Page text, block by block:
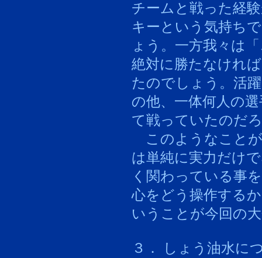
チームと戦った経
キーという気持ち
ょう。一方我々は
絶対に勝たなけれ
たのでしょう。活
の他、一体何人の
て戦っていたのだ
このようなこと
は単純に実力だけ
く関わっている事
心をどう操作する
いうことが今回の
３． しょう油水に